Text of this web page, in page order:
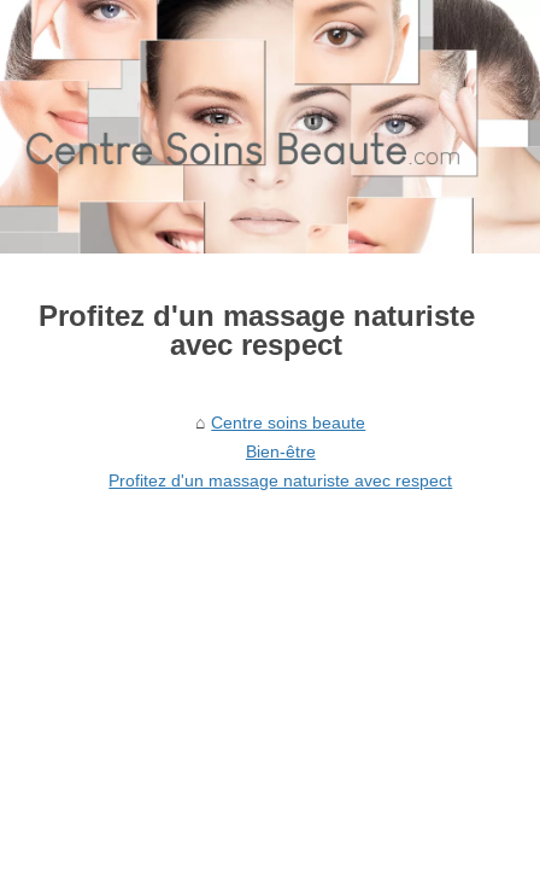
Profitez d'un massage naturiste
avec respect
Centre soins beaute
Bien-être
Profitez d'un massage naturiste avec respect